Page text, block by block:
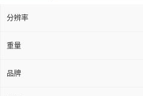
分辨率
重量
品牌